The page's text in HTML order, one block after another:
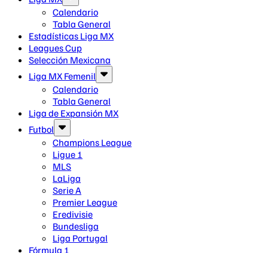
Calendario
Tabla General
Estadísticas Liga MX
Leagues Cup
Selección Mexicana
Liga MX Femenil
Calendario
Tabla General
Liga de Expansión MX
Futbol
Champions League
Ligue 1
MLS
LaLiga
Serie A
Premier League
Eredivisie
Bundesliga
Liga Portugal
Fórmula 1